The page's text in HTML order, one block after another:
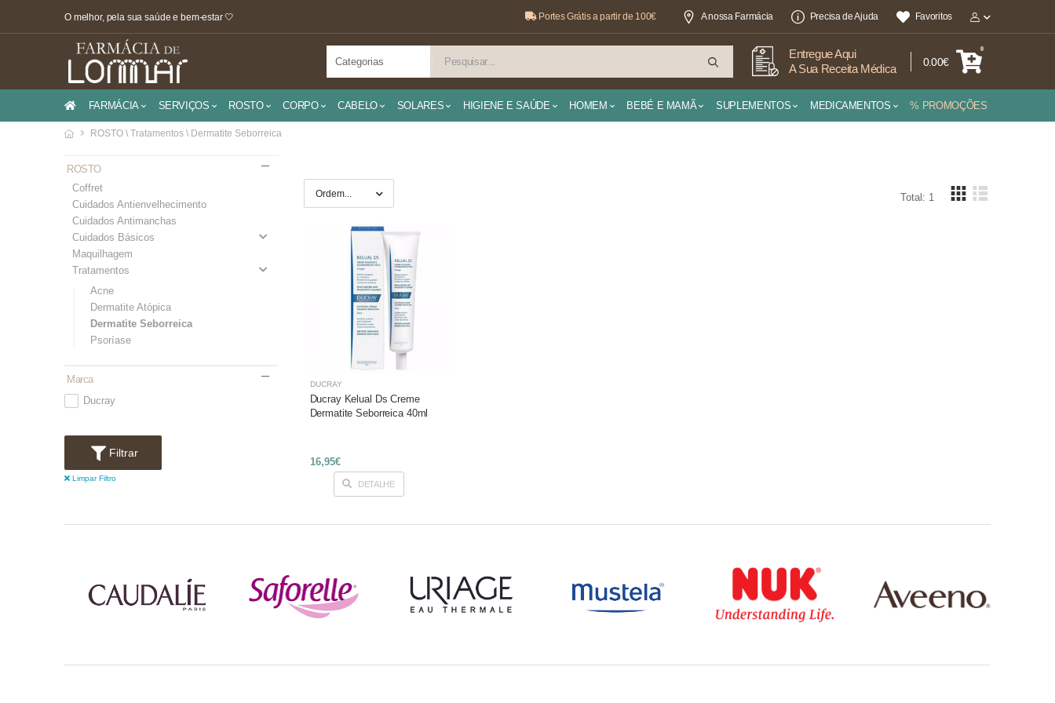
O melhor, pela sua saúde e bem-estar 🤍 Portes Grátis a partir de 100€ A nossa Farmácia Precisa de Ajuda Favoritos
Entregue Aqui
A Sua Receita Médica
0.00€
0
FARMÁCIA SERVIÇOS ROSTO CORPO CABELO SOLARES HIGIENE E SAÚDE HOMEM BEBÉ E MAMÃ SUPLEMENTOS MEDICAMENTOS % PROMOÇÕES
ROSTO \ Tratamentos \ Dermatite Seborreica
ROSTO
Coffret
Cuidados Antienvelhecimento
Cuidados Antimanchas
Cuidados Básicos
Maquilhagem
Tratamentos
Acne
Dermatite Atópica
Dermatite Seborreica
Psoríase
Marca
Ducray
Filtrar
Limpar Filtro
Total: 1
DUCRAY
Ducray Kelual Ds Creme
Dermatite Seborreica 40ml
16,95€
DETALHE